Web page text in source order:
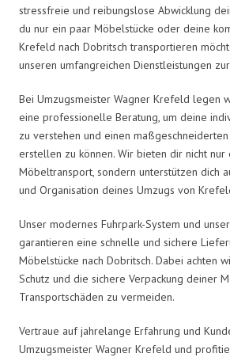
stressfreie und reibungslose Abwicklung
du nur ein paar Möbelstücke oder deine
Krefeld nach Dobritsch transportieren
unseren umfangreichen Dienstleistungen
Bei Umzugsmeister Wagner Krefeld legen
eine professionelle Beratung, um deine
zu verstehen und einen
erstellen zu können. Wir bieten dir nicht nur
Möbeltransport, sondern unterstützen dich
und Organisation deines Umzugs von
Unser modernes Fuhrpark-System und
garantieren eine schnelle und sichere
Möbelstücke nach Dobritsch. Dabei achten
Schutz und die sichere Verpackung deiner
Transportschäden zu vermeiden.
Vertraue auf jahrelange Erfahrung und
Umzugsmeister Wagner Krefeld und